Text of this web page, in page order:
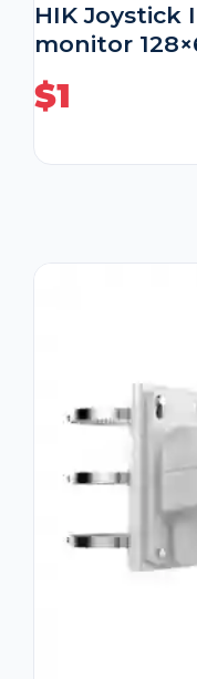
HIK Joystick
monitor
$1